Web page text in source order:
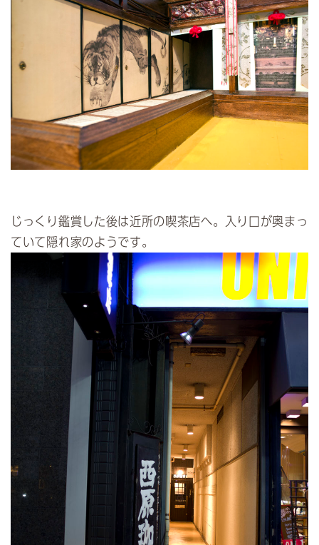
じっくり鑑賞した後は近所の喫茶店へ。入り口が奥まっ
ていて隠れ家のようです。